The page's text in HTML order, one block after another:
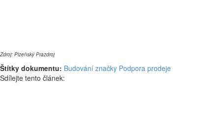
Zdroj: Plzeňský Prazdroj
Štítky dokumentu: Budování značky Podpora prodeje
Sdílejte tento článek: